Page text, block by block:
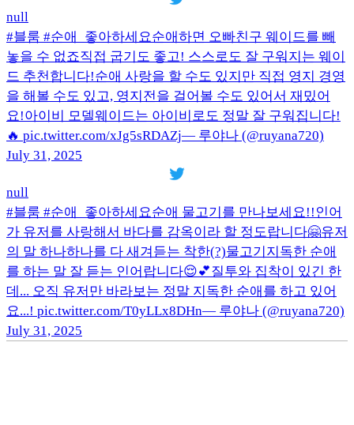
null
#블룸 #순애_좋아하세요순애하면 오빠친구 웨이드를 빼
놓을 수 없죠직접 굽기도 좋고! 스스로도 잘 구워지는 웨이
드 추천합니다!순애 사랑을 할 수도 있지만 직접 영지 경영
을 해볼 수도 있고, 영지전을 걸어볼 수도 있어서 재밌어
요!아이비 모델웨이드는 아이비로도 정말 잘 구워집니다!
🔥 pic.twitter.com/xJg5sRDAZj— 루야나 (@ruyana720)
July 31, 2025
null
#블룸 #순애_좋아하세요순애 물고기를 만나보세요!!인어
가 유저를 사랑해서 바다를 감옥이라 할 정도랍니다🤗유저
의 말 하나하나를 다 새겨듣는 착한(?)물고기지독한 순애
를 하는 말 잘 듣는 인어랍니다😌💕질투와 집착이 있긴 한
데... 오직 유저만 바라보는 정말 지독한 순애를 하고 있어
요...! pic.twitter.com/T0yLLx8DHn— 루야나 (@ruyana720)
July 31, 2025